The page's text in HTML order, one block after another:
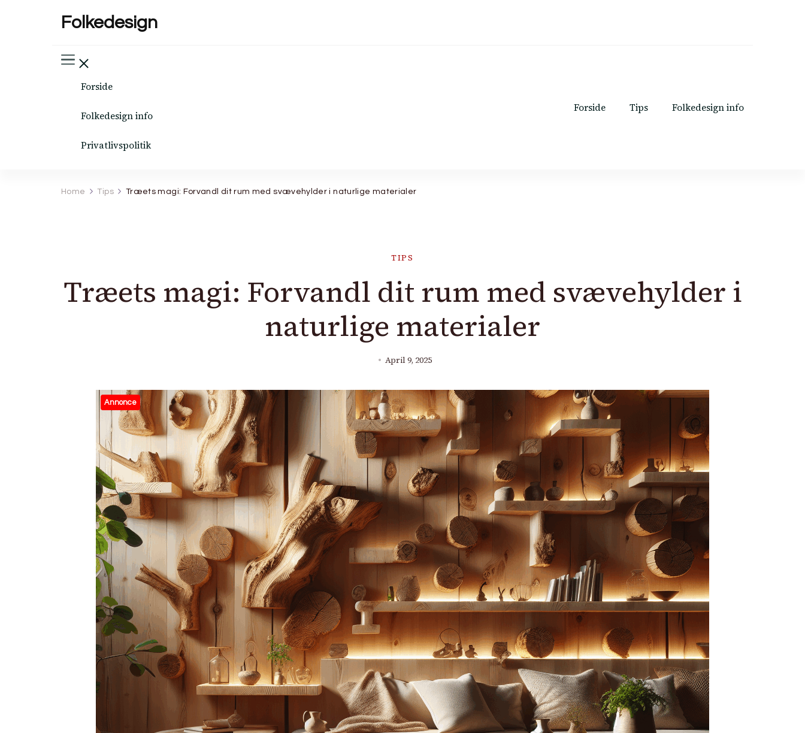
Folkedesign
Forside
Folkedesign info
Privatlivspolitik
Forside Tips Folkedesign info
Home Tips Træets magi: Forvandl dit rum med svævehylder i naturlige materialer
TIPS
Træets magi: Forvandl dit rum med svævehylder i
naturlige materialer
April 9, 2025
Annonce